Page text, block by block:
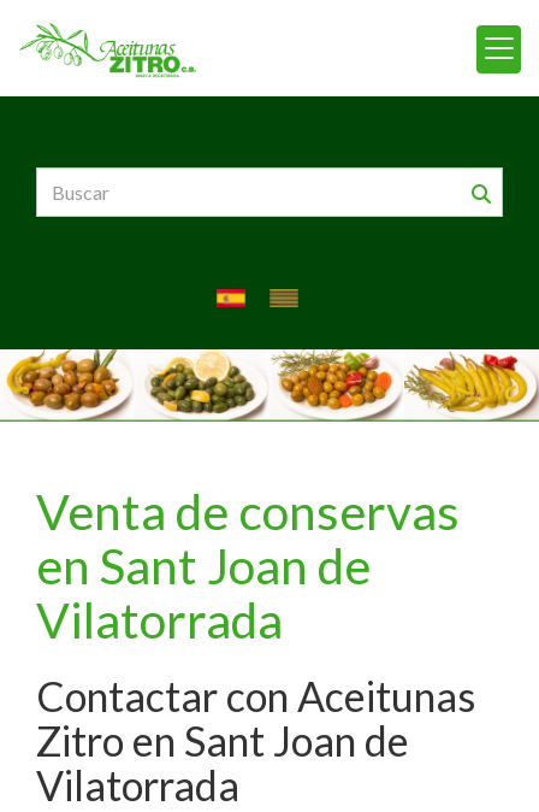
Venta de conservas
en Sant Joan de
Vilatorrada
Contactar con Aceitunas
Zitro en Sant Joan de
Vilatorrada